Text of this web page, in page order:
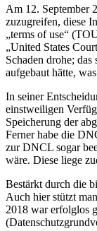
Am 12. September
zuzugreifen, diese
„terms of use“
„United States
Schaden drohe;
aufgebaut hätte,
In seiner
einstweiligen
Speicherung der
Ferner habe die
zur DNCL sogar
wäre. Diese liege
Bestärkt durch die
Auch hier stützt
2018 war erfolglos